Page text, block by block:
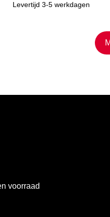
Levertijd 3-5 werkdagen
voorraad